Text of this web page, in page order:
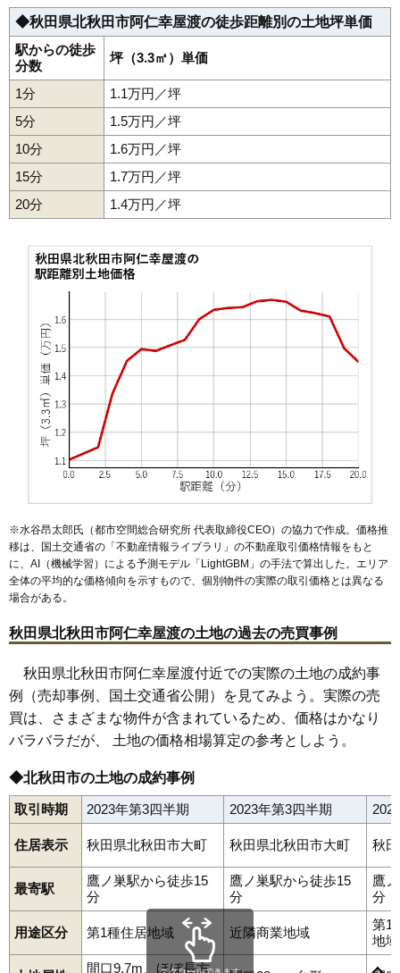
◆秋田県北秋田市阿仁幸屋渡の徒歩距離別の土地坪単価
駅からの徒歩
分数
坪（3.3㎡）単価
1分
1.1万円／坪
5分
1.5万円／坪
10分
1.6万円／坪
15分
1.7万円／坪
20分
1.4万円／坪
※水谷昂太郎氏（都市空間総合研究所 代表取締役CEO）の協力で作成。価格推
移は、国土交通省の「不動産情報ライブラリ 」の不動産取引価格情報をもと
に、AI（機械学習）による予測モデル「LightGBM」の手法で算出した。エリア
全体の平均的な価格傾向を示すもので、個別物件の実際の取引価格とは異なる
場合がある。
秋田県北秋田市阿仁幸屋渡の土地の過去の売買事例
秋田県北秋田市阿仁幸屋渡付近での実際の土地の成約事
例（売却事例、国土交通省公開）を見てみよう。実際の売
買は、さまざまな物件が含まれているため、価格はかなり
バラバラだが、 土地の価格相場算定の参考としよう。
◆北秋田市の土地の成約事例
取引時期 2023年第3四半期 2023年第3四半期
住居表示 秋田県北秋田市大町 秋田県北秋田市大町 秋
最寄駅
鷹ノ巣駅から徒歩15
分
鷹ノ巣駅から徒歩15
分
鷹
分
用途区分 第1種住居地域 近隣商業地域
第1
地域
間口9.7m、ほぼ長方